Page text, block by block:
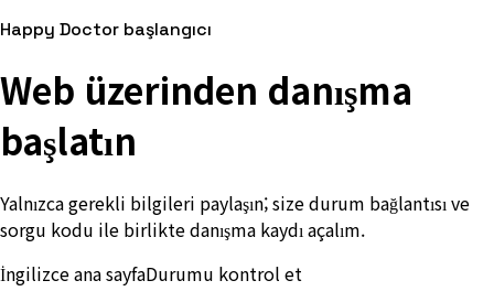
Happy Doctor başlangıcı
Web üzerinden danışma
başlatın
Yalnızca gerekli bilgileri paylaşın; size durum bağlantısı ve
sorgu kodu ile birlikte danışma kaydı açalım.
İngilizce ana sayfaDurumu kontrol et